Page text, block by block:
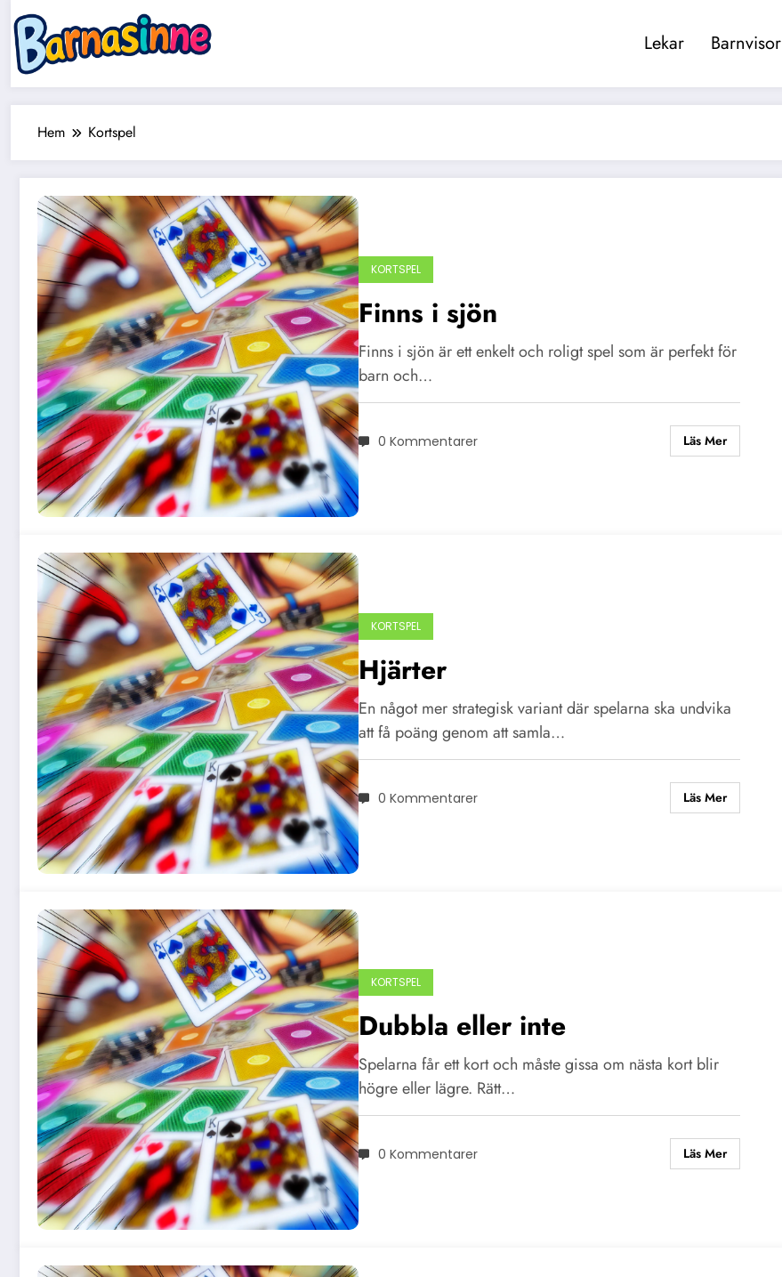
Hoppa
innehåll
Lekar Barnvisor
Hem Kortspel
KORTSPEL
Finns i sjön
Finns i sjön är ett enkelt och roligt spel som är perfekt för
barn och…
0 Kommentarer Läs Mer
KORTSPEL
Hjärter
En något mer strategisk variant där spelarna ska undvika
att få poäng genom att samla…
0 Kommentarer Läs Mer
KORTSPEL
Dubbla eller inte
Spelarna får ett kort och måste gissa om nästa kort blir
högre eller lägre. Rätt…
0 Kommentarer Läs Mer